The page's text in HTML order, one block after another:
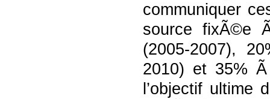
communiquer
source fixÃ©e
(2005-2007),
2010) et 35%
l’objectif ultime